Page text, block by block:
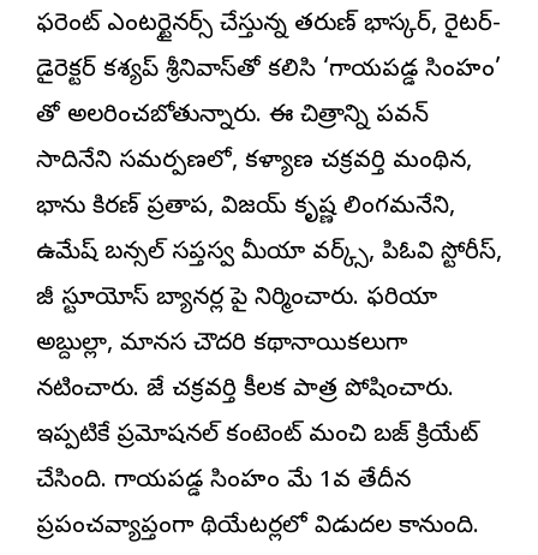
డిఫరెంట్ ఎంటర్టైనర్స్ చేస్తున్న తరుణ్ భాస్కర్, రైటర్-
డైరెక్టర్ కశ్యప్ శ్రీనివాస్‌తో కలిసి ‘గాయపడ్డ సింహం’
తో అలరించబోతున్నారు. ఈ చిత్రాన్ని పవన్
సాదినేని సమర్పణలో, కళ్యాణ చక్రవర్తి మంథిన,
భాను కిరణ్ ప్రతాప, విజయ్ కృష్ణ లింగమనేని,
ఉమేష్ బన్సల్ సప్తస్వ మీడియా వర్క్స్, పిఓవి స్టోరీస్,
జీ స్టూడియోస్ బ్యానర్ల పై నిర్మించారు. ఫరియా
అబ్దుల్లా, మానస చౌదరి కథానాయికలుగా
నటించారు. జేడి చక్రవర్తి కీలక పాత్ర పోషించారు.
ఇప్పటికే ప్రమోషనల్ కంటెంట్ మంచి బజ్ క్రియేట్
చేసింది. గాయపడ్డ సింహం మే 1వ తేదీన
ప్రపంచవ్యాప్తంగా థియేటర్లలో విడుదల కానుంది.